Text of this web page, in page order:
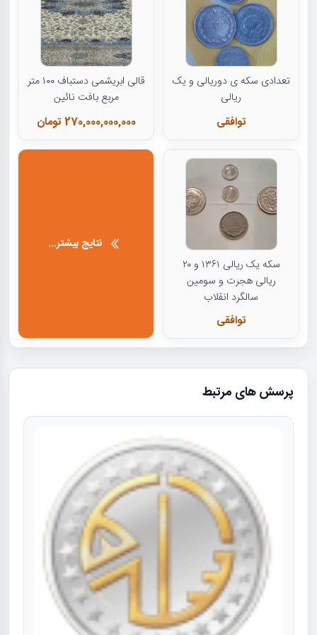
تعدادی سکه ی دوریالی و یک
ریالی
توافقی
قالی ابریشمی دستباف ۱۰۰ متر
مربع بافت نائین
270,000,000,000 تومان
سکه یک ریالی ۱۳۶۱ و ۲۰
ریالی هجرت و سومین
سالگرد انقلاب
توافقی
نتایج بیشتر...
پرسش های مرتبط